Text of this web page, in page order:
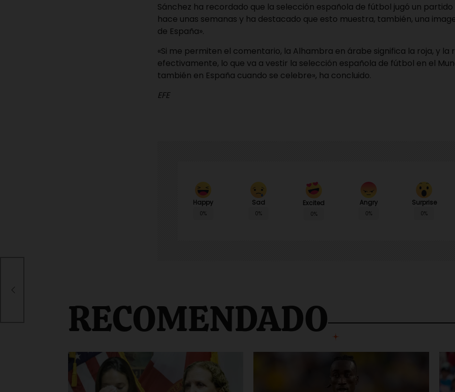
Sánchez ha recordado que la selección española de fútbol jugó un
hace unas semanas y ha destacado que esto muestra, también, una
de España».
«Si me permiten el comentario, la Alhambra en árabe significa la roja, y la
efectivamente, lo que va a vestir la selección española de fútbol en el
también en España cuando se celebre», ha concluido.
EFE
Happy
0%
Sad
0%
Excited
0%
Angry
0%
Surprise
0%
RECOMENDADO